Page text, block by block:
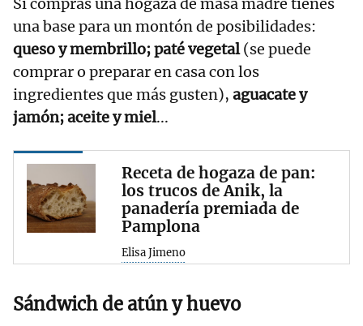
Si compras una hogaza de masa madre tienes
una base para un montón de posibilidades:
queso y membrillo; paté vegetal(se puede
comprar o preparar en casa con los
ingredientes que más gusten), aguacate y
jamón; aceite y miel...
Receta de hogaza de pan:
los trucos de Anik, la
panadería premiada de
Pamplona
Elisa Jimeno
Sándwich de atún y huevo